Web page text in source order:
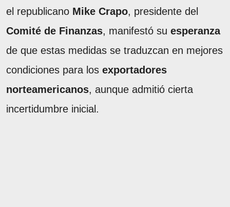
el republicano Mike Crapo, presidente del
Comité de Finanzas, manifestó su esperanza
de que estas medidas se traduzcan en mejores
condiciones para los exportadores
norteamericanos, aunque admitió cierta
incertidumbre inicial.